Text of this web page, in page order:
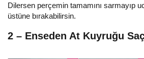
Dilersen perçemin tamamını sarmayıp
üstüne bırakabilirsin.
2 – Enseden At Kuyruğu